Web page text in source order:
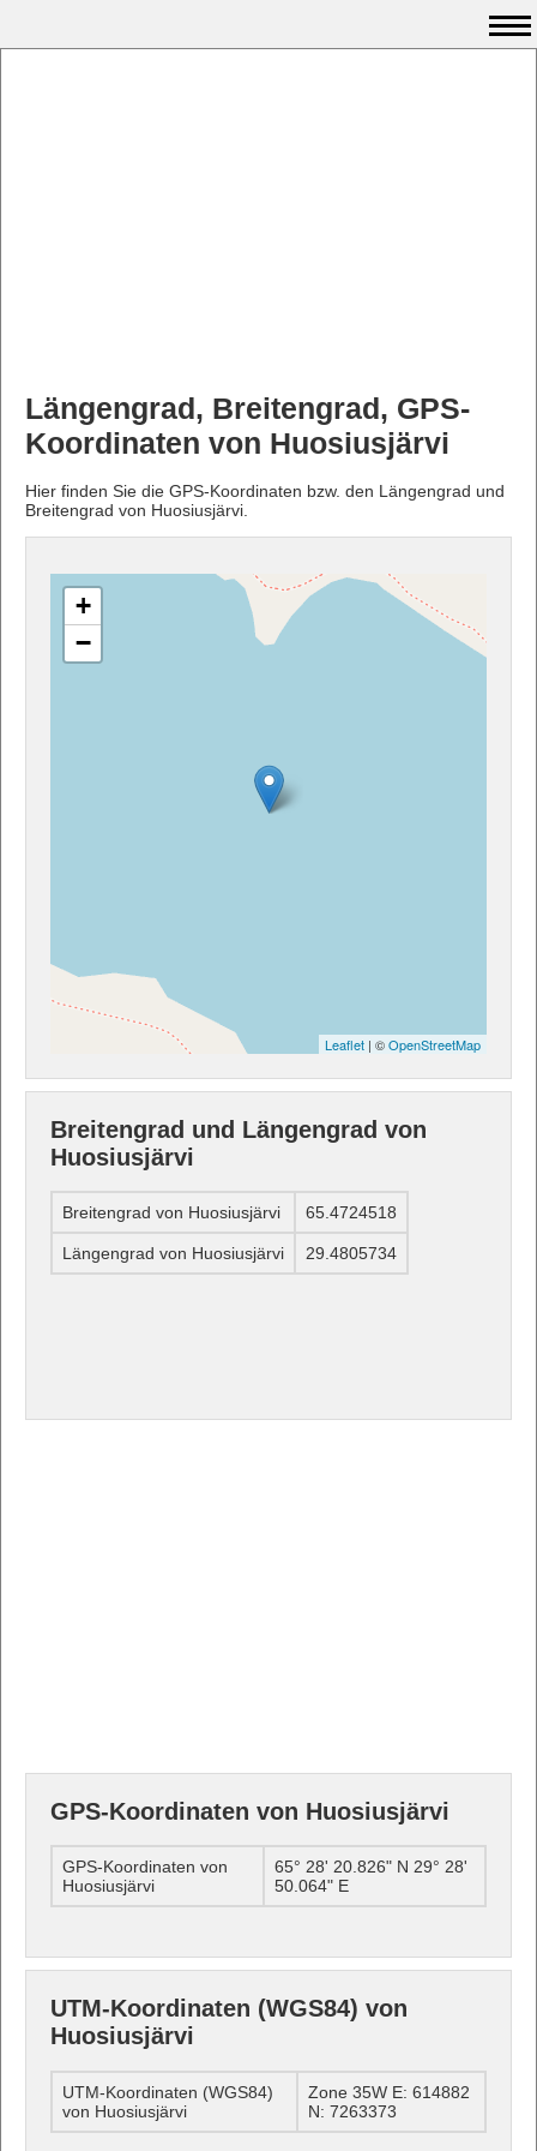
Längengrad, Breitengrad, GPS-
Koordinaten von Huosiusjärvi
Hier finden Sie die GPS-Koordinaten bzw. den Längengrad und
Breitengrad von Huosiusjärvi.
+
−
Leaflet | ©OpenStreetMap
Breitengrad und Längengrad von
Huosiusjärvi
Breitengrad von Huosiusjärvi 65.4724518
Längengrad von Huosiusjärvi 29.4805734
GPS-Koordinaten von Huosiusjärvi
GPS-Koordinaten von
Huosiusjärvi
65° 28' 20.826" N 29° 28'
50.064" E
UTM-Koordinaten (WGS84) von
Huosiusjärvi
UTM-Koordinaten (WGS84)
von Huosiusjärvi
Zone 35W E: 614882
N: 7263373